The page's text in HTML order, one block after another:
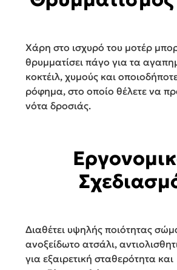
Χάρη στο ισχυρό του μοτέρ
θρυμματίσει πάγο για τα
κοκτέιλ, χυμούς και
ρόφημα, στο οποίο θέλετε να
νότα δροσιάς.
Διαθέτει υψηλής ποιότητας
ανοξείδωτο ατσάλι,
για εξαιρετική σταθερότητα και